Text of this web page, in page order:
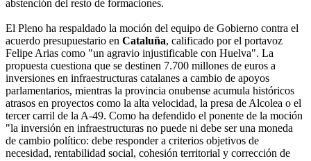
abstención del resto de formaciones.
El Pleno ha respaldado la moción del equipo de Gobierno contra el
acuerdo presupuestario en Cataluña, calificado por el portavoz
Felipe Arias como "un agravio injustificable con Huelva". La
propuesta cuestiona que se destinen 7.700 millones de euros a
inversiones en infraestructuras catalanes a cambio de apoyos
parlamentarios, mientras la provincia onubense acumula históricos
atrasos en proyectos como la alta velocidad, la presa de Alcolea o el
tercer carril de la A-49. Como ha defendido el ponente de la moción
"la inversión en infraestructuras no puede ni debe ser una moneda
de cambio político: debe responder a criterios objetivos de
necesidad, rentabilidad social, cohesión territorial y corrección de